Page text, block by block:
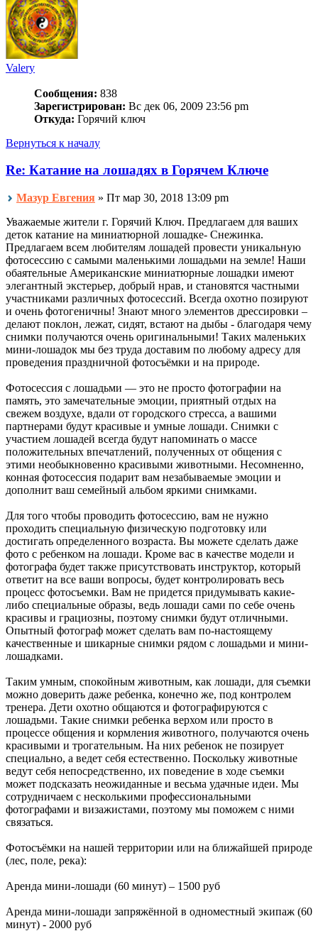
Valery
Сообщения: 838
Зарегистрирован: Вс дек 06, 2009 23:56 pm
Откуда: Горячий ключ
Вернуться к началу
Re: Катание на лошадях в Горячем Ключе
Мазур Евгения » Пт мар 30, 2018 13:09 pm
Уважаемые жители г. Горячий Ключ. Предлагаем для ваших
деток катание на миниатюрной лошадке- Снежинка.
Предлагаем всем любителям лошадей провести уникальную
фотосессию с самыми маленькими лошадьми на земле! Наши
обаятельные Американские миниатюрные лошадки имеют
элегантный экстерьер, добрый нрав, и становятся частными
участниками различных фотосессий. Всегда охотно позируют
и очень фотогеничны! Знают много элементов дрессировки –
делают поклон, лежат, сидят, встают на дыбы - благодаря чему
снимки получаются очень оригинальными! Таких маленьких
мини-лошадок мы без труда доставим по любому адресу для
проведения праздничной фотосъёмки и на природе.
Фотосессия с лошадьми — это не просто фотографии на
память, это замечательные эмоции, приятный отдых на
свежем воздухе, вдали от городского стресса, а вашими
партнерами будут красивые и умные лошади. Снимки с
участием лошадей всегда будут напоминать о массе
положительных впечатлений, полученных от общения с
этими необыкновенно красивыми животными. Несомненно,
конная фотосессия подарит вам незабываемые эмоции и
дополнит ваш семейный альбом яркими снимками.
Для того чтобы проводить фотосессию, вам не нужно
проходить специальную физическую подготовку или
достигать определенного возраста. Вы можете сделать даже
фото с ребенком на лошади. Кроме вас в качестве модели и
фотографа будет также присутствовать инструктор, который
ответит на все ваши вопросы, будет контролировать весь
процесс фотосъемки. Вам не придется придумывать какие-
либо специальные образы, ведь лошади сами по себе очень
красивы и грациозны, поэтому снимки будут отличными.
Опытный фотограф может сделать вам по-настоящему
качественные и шикарные снимки рядом с лошадьми и мини-
лошадками.
Таким умным, спокойным животным, как лошади, для съемки
можно доверить даже ребенка, конечно же, под контролем
тренера. Дети охотно общаются и фотографируются с
лошадьми. Такие снимки ребенка верхом или просто в
процессе общения и кормления животного, получаются очень
красивыми и трогательным. На них ребенок не позирует
специально, а ведет себя естественно. Поскольку животные
ведут себя непосредственно, их поведение в ходе съемки
может подсказать неожиданные и весьма удачные идеи. Мы
сотрудничаем с несколькими профессиональными
фотографами и визажистами, поэтому мы поможем с ними
связаться.
Фотосъёмки на нашей территории или на ближайшей природе
(лес, поле, река):
Аренда мини-лошади (60 минут) – 1500 руб
Аренда мини-лошади запряжённой в одноместный экипаж (60
минут) - 2000 руб